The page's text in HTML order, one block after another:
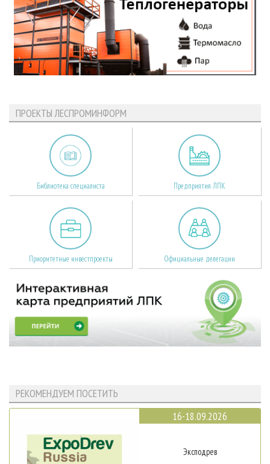
ПРОЕКТЫ ЛЕСПРОМИНФОРМ
Библиотека специалиста Предприятия ЛПК
Приоритетные инвестпроекты Официальные делегации
РЕКОМЕНДУЕМ ПОСЕТИТЬ
16-18.09.2026
Эксподрев